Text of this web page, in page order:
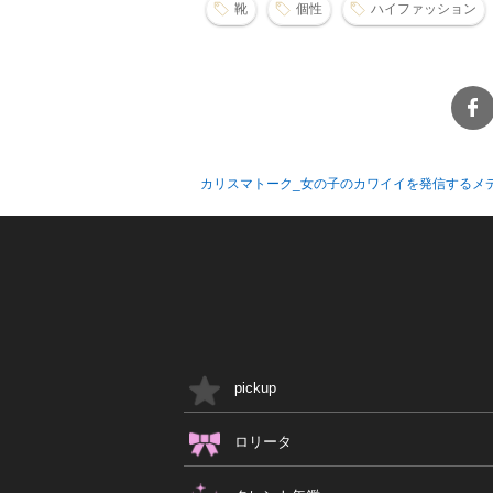
靴 個性 ハイファッション
カリスマトーク_女の子のカワイイを発信するメ
pickup
ロリータ